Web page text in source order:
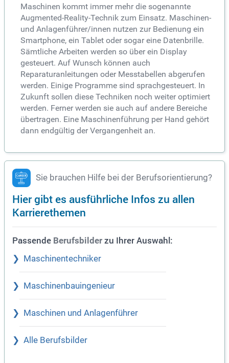
Maschinen kommt immer mehr die sogenannte
Augmented-Reality-Technik zum Einsatz. Maschinen-
und Anlagenführer/innen nutzen zur Bedienung ein
Smartphone, ein Tablet oder sogar eine Datenbrille.
Sämtliche Arbeiten werden so über ein Display
gesteuert. Auf Wunsch können auch
Reparaturanleitungen oder Messtabellen abgerufen
werden. Einige Programme sind sprachgesteuert. In
Zukunft sollen diese Techniken noch weiter optimiert
werden. Ferner werden sie auch auf andere Bereiche
übertragen. Eine Maschinenführung per Hand gehört
dann endgültig der Vergangenheit an.
Sie brauchen Hilfe bei der Berufsorientierung?
Hier gibt es ausführliche Infos zu allen
Karrierethemen
Passende Berufsbilder zu Ihrer Auswahl:
Maschinentechniker
Maschinenbauingenieur
Maschinen und Anlagenführer
Alle Berufsbilder